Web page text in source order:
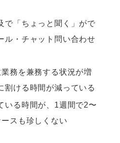
で「ちょっと聞く」がで
ル・チャット問い合わせ
務を兼務する状況が増
割ける時間が減っている
いる時間が、1週間で2〜
スも珍しくない